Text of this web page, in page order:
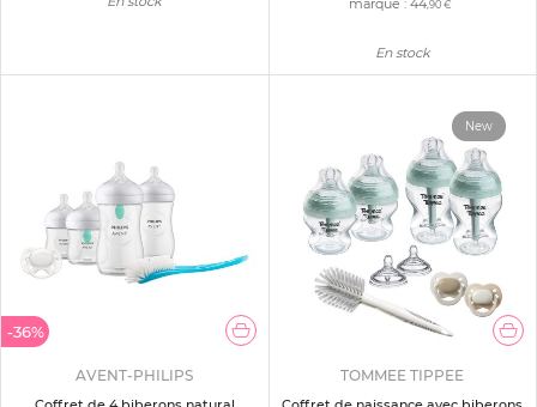
,90 €
En stock
-36%
AVENT-PHILIPS
New
TOMMEE TIPPEE